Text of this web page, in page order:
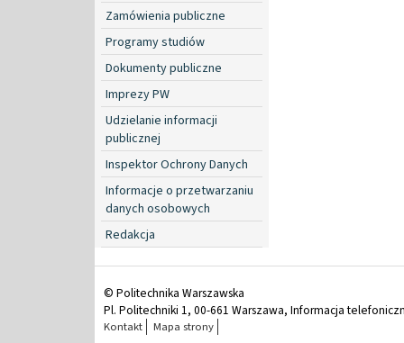
Zamówienia publiczne
Programy studiów
Dokumenty publiczne
Imprezy PW
Udzielanie informacji
publicznej
Inspektor Ochrony Danych
Informacje o przetwarzaniu
danych osobowych
Redakcja
© Politechnika Warszawska
Pl. Politechniki 1, 00-661 Warszawa, Informacja
Kontakt Mapa strony